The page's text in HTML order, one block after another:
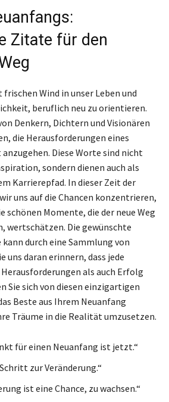
Zitate für den
Wind in unser Leben und
beruflich neu zu orientieren.
Denkern, Dichtern und Visionären
die Herausforderungen eines
Diese Worte sind nicht
sondern dienen auch als
Karrierepfad. In dieser Zeit der
uns auf die Chancen konzentrieren,
schönen Momente, die der neue Weg
wertschätzen. Die gewünschte
durch eine Sammlung von
uns daran erinnern, dass jede
als auch Erfolg
Sie sich von diesen einzigartigen
Beste aus Ihrem Neuanfang
Träume in die Realität umzusetzen.
für einen Neuanfang ist jetzt.“
zur Veränderung.“
ist eine Chance, zu wachsen.“